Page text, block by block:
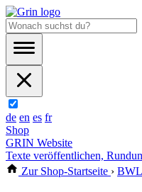
de en es fr
Shop
GRIN Website
Texte veröffentlichen,
Zur Shop-Startseite ›